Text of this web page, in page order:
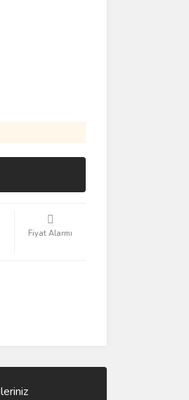
Fiyat Alarmı